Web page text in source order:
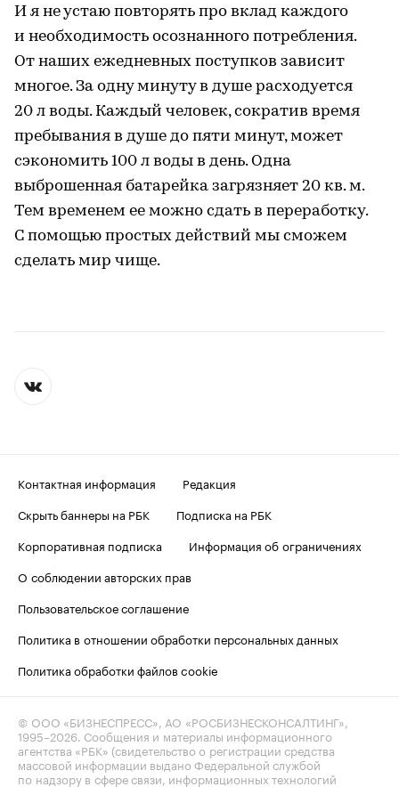
И я не устаю повторять про вклад каждого
и необходимость осознанного потребления.
От наших ежедневных поступков зависит
многое. За одну минуту в душе расходуется
20 л воды. Каждый человек, сократив время
пребывания в душе до пяти минут, может
сэкономить 100 л воды в день. Одна
выброшенная батарейка загрязняет 20 кв. м.
Тем временем ее можно сдать в переработку.
С помощью простых действий мы сможем
сделать мир чище.
Контактная информация
Редакция
Скрыть баннеры на РБК
Подписка на РБК
Корпоративная подписка
Информация об ограничениях
О соблюдении авторских прав
Пользовательское соглашение
Политика в отношении обработки персональных данных
Политика обработки файлов cookie
© ООО «БИЗНЕСПРЕСС», АО «РОСБИЗНЕСКОНСАЛТИНГ»,
1995–2026 . Сообщения и материалы информационного
агентства «РБК» (свидетельство о регистрации средства
массовой информации выдано Федеральной службой
по надзору в сфере связи, информационных технологий